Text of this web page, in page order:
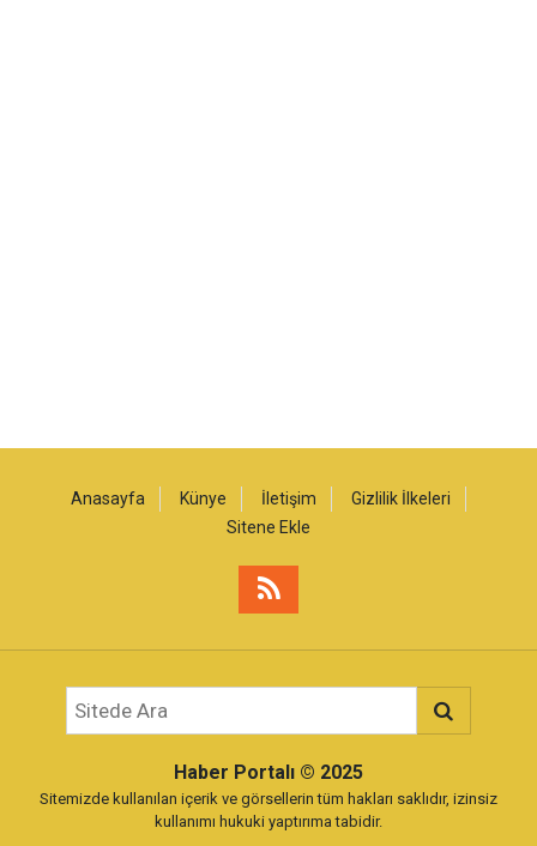
Anasayfa Künye İletişim
Gizlilik İlkeleri
Sitene Ekle
Haber Portalı © 2025
Sitemizde kullanılan içerik ve görsellerin tüm hakları saklıdır, izinsiz
kullanımı hukuki yaptırıma tabidir.